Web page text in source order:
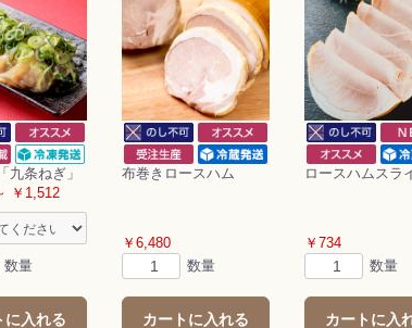
九条ねぎ」
￥1,512
数量
に入れる
布巻きロースハム
￥6,480
数量
カートに入れる
ロースハムスラ
￥734
数量
カートに入
お買い物を続ける